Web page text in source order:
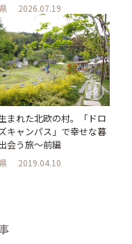
2026.07.19
まれた北欧の村。「ドロ
キャンパス」で幸せな暮
会う旅～前編
2019.04.10